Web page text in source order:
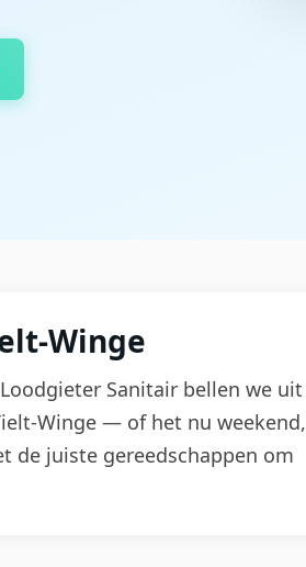
Winge
Sanitair bellen we uit
Winge — of het nu weekend,
de juiste gereedschappen om